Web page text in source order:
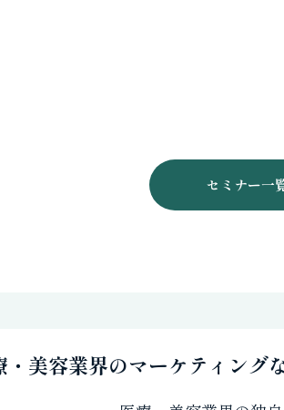
セミナー一
・美容業界のマーケティング